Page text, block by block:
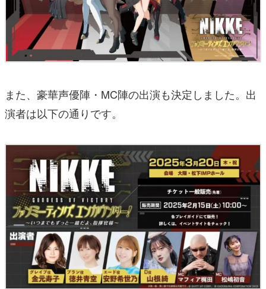
また、豪華声優陣・MC陣の出演も決定しました。出
演者は以下の通りです。